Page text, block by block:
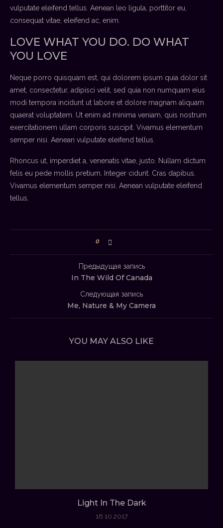
vulputate eleifend tellus. Aenean leo ligula, porttitor eu,
consequat vitae, eleifend ac, enim.
LOVE WHAT YOU DO. DO WHAT
YOU LOVE
Neque porro quisquam est, qui dolorem ipsum quia dolor sit
amet, consectetur, adipisci velit, sed quia non numquam eius
modi tempora incidunt ut labore et dolore magnam aliquam
quaerat voluptatem. Ut enim ad minima veniam, quis nostrum
exercitationem ullam corporis suscipit. Vivamus elementum
semper nisi. Aenean vulputate eleifend tellus.
Rhoncus ut, imperdiet a, venenatis vitae, justo. Nullam dictum
felis eu pede mollis pretium. Integer cidunt. Cras dapibus.
Vivamus elementum semper nisi. Aenean vulputate eleifend
tellus.
0
Предыдущая запись
In The Wild Of Canada
Следующая запись
Me, Nature & My Camera
YOU MAY ALSO LIKE
Light In The Dark
16.10.2017